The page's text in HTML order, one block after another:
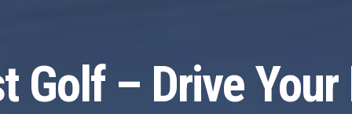
Golf – Drive Your